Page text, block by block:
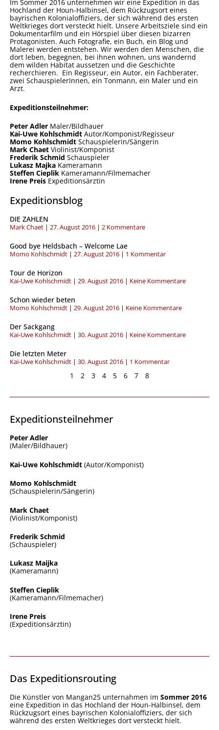
Im Sommer 2016 unternehmen wir eine Expedition in das
Hochland der Houn-Halbinsel, dem Rückzugsort eines
bayrischen Kolonialoffiziers, der sich während des ersten
Weltkrieges dort versteckt hielt. Unsere Arbeitsziele sind ein
Dokumentarfilm und ein Hörspiel über diesen bizarren
Protagonisten. Auch Fotografie, ein Buch, ein Blog und
Malerei werden entstehen. Wir werden den Menschen, die
dort leben, begegnen, bei ihnen wohnen, uns wandernd
dem wilden Habitat aussetzen und die Geschichte
recherchieren. Ein Regisseur, ein Autor, ein Fachberater,
zwei SchauspielerInnen, ein Tonmann, ein Maler und ein
Arzt.
Expeditionsteilnehmer:
Peter Adler Maler/Bildhauer
Kai-Uwe Kohlschmidt Autor/Komponist/Regisseur
Momo Kohlschmidt Schauspielerin/Sängerin
Mark Chaet Violinist/Komponist
Frederik Schmid Schauspieler
Lukasz Majka Kameramann
Steffen Cieplik Kameramann/Filmemacher
Irene Preis Expeditionsärztin
Expeditionsblog
DIE ZAHLEN
Mark Chaet 27. August 2016 2 Kommentare
Good bye Heldsbach – Welcome Lae
Momo Kohlschmidt 27. August 2016 1 Kommentar
Tour de Horizon
Kai-Uwe Kohlschmidt 29. August 2016 Keine Kommentare
Schon wieder beten
Momo Kohlschmidt 29. August 2016 Keine Kommentare
Der Sackgang
Kai-Uwe Kohlschmidt 30. August 2016 Keine Kommentare
Die letzten Meter
Kai-Uwe Kohlschmidt 30. August 2016 1 Kommentar
e
e
1
e
e
2
e
e
3
e
e
4
e
e
5
e
e
6
e
e
7
e
8
Expeditionsteilnehmer
Peter Adler
(Maler/Bildhauer)
Kai-Uwe Kohlschmidt (Autor/Komponist)
Momo Kohlschmidt
(Schauspielerin/Sängerin)
Mark Chaet
(Violinist/Komponist)
Frederik Schmid
(Schauspieler)
Lukasz Maijka
(Kameramann)
Steffen Cieplik
(Kameramann/Filmemacher)
Irene Preis
(Expeditionsärztin)
Das Expeditionsrouting
Die Künstler von Mangan25 unternahmen im Sommer 2016
eine Expedition in das Hochland der Houn-Halbinsel, dem
Rückzugsort eines bayrischen Kolonialoffiziers, der sich
während des ersten Weltkrieges dort versteckt hielt.